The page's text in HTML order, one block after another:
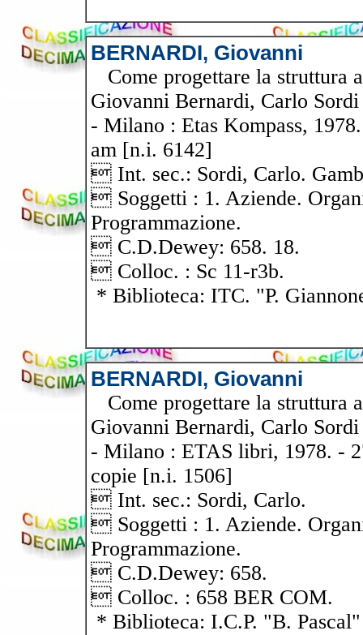
BERNARDI, Giovanni
Come progettare la struttura
Giovanni Bernardi, Carlo
- Milano : Etas Kompass,
am [n.i. 6142]
 Int. sec.: Sordi, Carlo.
 Soggetti : 1. Aziende.
Programmazione.
 C.D.Dewey: 658. 18.
 Colloc. : Sc 11-r3b.
* Biblioteca: ITC. "P.
BERNARDI, Giovanni
Come progettare la struttura
Giovanni Bernardi, Carlo
- Milano : ETAS libri, 1978. -
copie [n.i. 1506]
 Int. sec.: Sordi, Carlo.
 Soggetti : 1. Aziende.
Programmazione.
 C.D.Dewey: 658.
 Colloc. : 658 BER COM.
* Biblioteca: I.C.P. "B. Pascal"